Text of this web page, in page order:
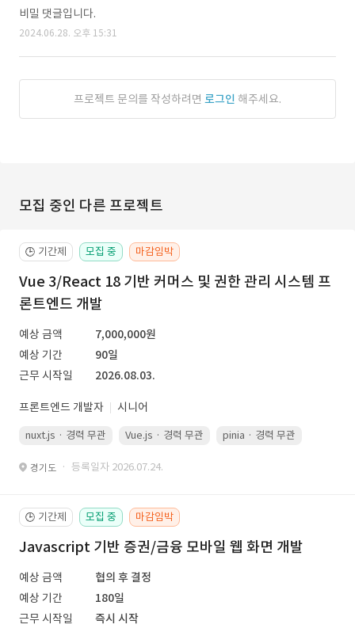
비밀 댓글입니다.
2024.06.28. 오후 15:31
프로젝트 문의를 작성하려면 로그인 해주세요.
모집 중인 다른 프로젝트
🕒 기간제 모집 중 마감임박
Vue 3/React 18 기반 커머스 및 권한 관리 시스템 프
론트엔드 개발
예상 금액
7,000,000원
예상 기간
90일
근무 시작일
2026.08.03.
프론트엔드 개발자 시니어
nuxt.js · 경력 무관 Vue.js · 경력 무관 pinia · 경력 무관
경기도 · 등록일자 2026.07.24.
🕒 기간제 모집 중 마감임박
Javascript 기반 증권/금융 모바일 웹 화면 개발
예상 금액
협의 후 결정
예상 기간
180일
근무 시작일
즉시 시작